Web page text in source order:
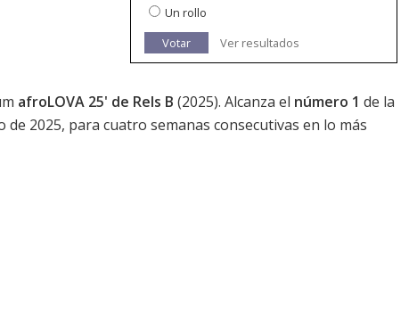
Un rollo
Votar
Ver resultados
afroLOVA 25' de Rels B (2025). Alcanza el número 1 de la
de 2025, para cuatro semanas consecutivas en lo más